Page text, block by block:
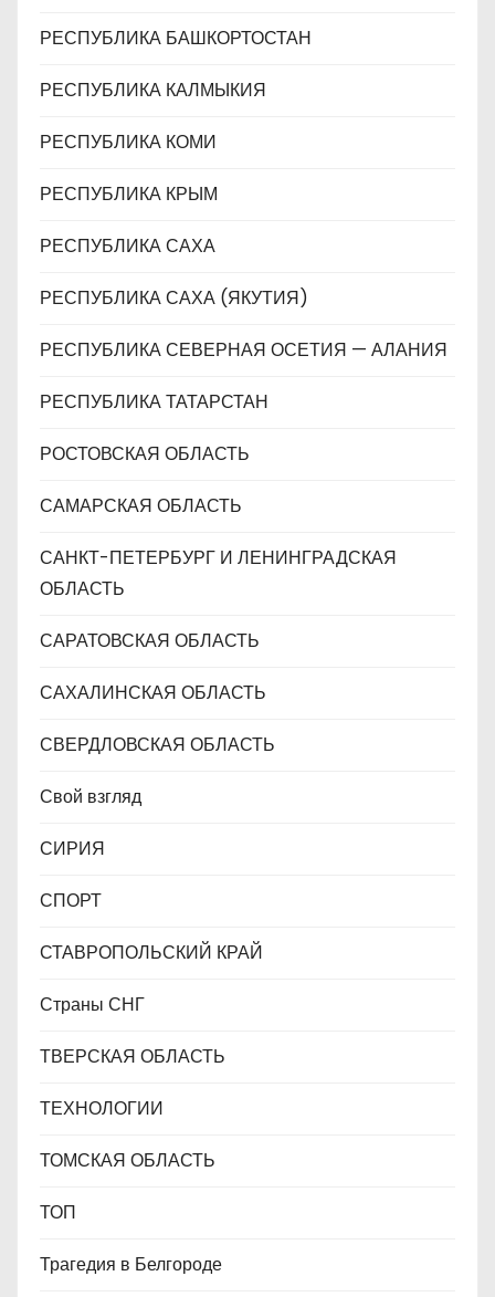
РЕСПУБЛИКА БАШКОРТОСТАН
РЕСПУБЛИКА КАЛМЫКИЯ
РЕСПУБЛИКА КОМИ
РЕСПУБЛИКА КРЫМ
РЕСПУБЛИКА САХА
РЕСПУБЛИКА САХА (ЯКУТИЯ)
РЕСПУБЛИКА СЕВЕРНАЯ ОСЕТИЯ — АЛАНИЯ
РЕСПУБЛИКА ТАТАРСТАН
РОСТОВСКАЯ ОБЛАСТЬ
САМАРСКАЯ ОБЛАСТЬ
САНКТ-ПЕТЕРБУРГ И ЛЕНИНГРАДСКАЯ
ОБЛАСТЬ
САРАТОВСКАЯ ОБЛАСТЬ
САХАЛИНСКАЯ ОБЛАСТЬ
СВЕРДЛОВСКАЯ ОБЛАСТЬ
Свой взгляд
СИРИЯ
СПОРТ
СТАВРОПОЛЬСКИЙ КРАЙ
Страны СНГ
ТВЕРСКАЯ ОБЛАСТЬ
ТЕХНОЛОГИИ
ТОМСКАЯ ОБЛАСТЬ
ТОП
Трагедия в Белгороде